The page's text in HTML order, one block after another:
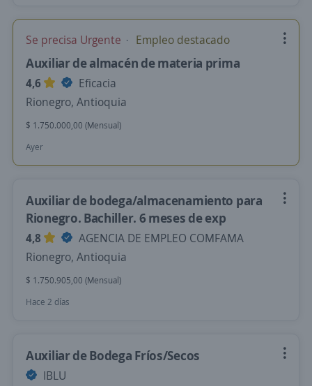
Se precisa Urgente Empleo destacado
Auxiliar de almacén de materia prima
4,6
Eficacia
Rionegro, Antioquia
$ 1.750.000,00 (Mensual)
Ayer
Auxiliar de bodega/almacenamiento para
Rionegro. Bachiller. 6 meses de exp
4,8
AGENCIA DE EMPLEO COMFAMA
Rionegro, Antioquia
$ 1.750.905,00 (Mensual)
Hace 2 días
Auxiliar de Bodega Fríos/Secos
IBLU